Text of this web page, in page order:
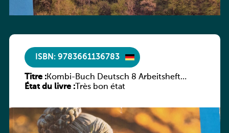
ISBN: 9783661136783
Titre :Kombi-Buch Deutsch 8 Arbeitsheft
(Neue Ausgabe Luxemburg)
État du livre :Très bon état